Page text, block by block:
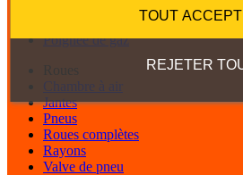
Poignée de gaz
Roues
Chambre à air
Jantes
Pneus
Roues complètes
Rayons
Valve de pneu
REJETER
TOUT